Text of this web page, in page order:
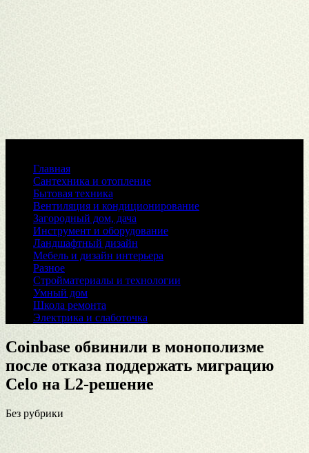
Главная
Сантехника и отопление
Бытовая техника
Вентиляция и кондиционирование
Загородный дом, дача
Инструмент и оборудование
Ландшафтный дизайн
Мебель и дизайн интерьера
Разное
Стройматериалы и технологии
Умный дом
Школа ремонта
Электрика и слаботочка
Coinbase обвинили в монополизме
после отказа поддержать миграцию
Celo на L2-решение
Без рубрики